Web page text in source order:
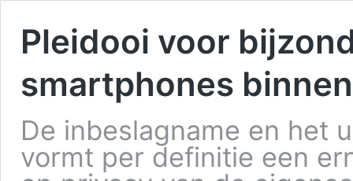
Pleidooi voor
smartphones
De inbeslagname en het
vormt per definitie een